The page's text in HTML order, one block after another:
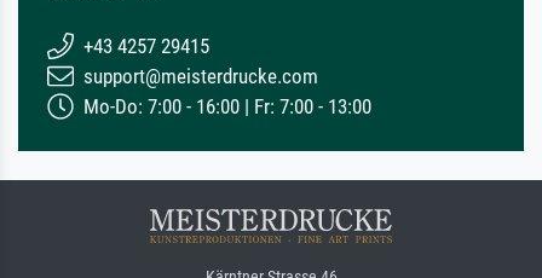
+43 4257 29415
support@meisterdrucke.com
Mo-Do: 7:00 - 16:00 | Fr: 7:00 - 13:00